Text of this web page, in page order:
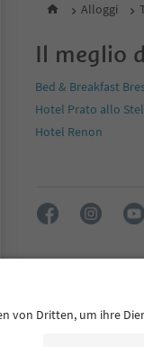
Alloggi
Il meglio
Bed & Breakfast
Hotel Prato allo
Hotel Renon